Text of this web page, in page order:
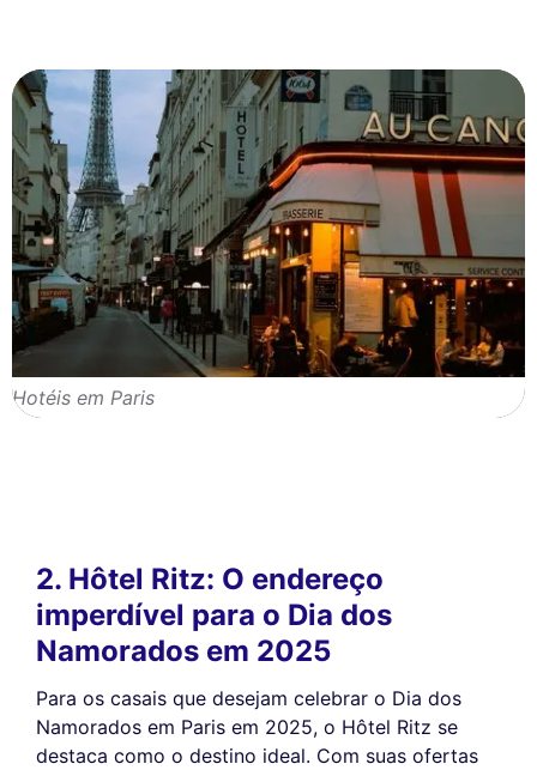
Hotéis em Paris
2. Hôtel Ritz: O endereço
imperdível para o Dia dos
Namorados em 2025
Para os casais que desejam celebrar o Dia dos
Namorados em Paris em 2025, o Hôtel Ritz se
destaca como o destino ideal. Com suas ofertas